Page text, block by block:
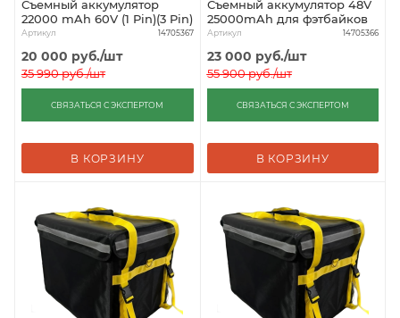
Съемный аккумулятор
22000 mAh 60V (1 Pin)(3 Pin)
Артикул 14705367
20 000 руб./шт
35 990руб./шт
СВЯЗАТЬСЯ С ЭКСПЕРТОМ
В КОРЗИНУ
Съемный аккумулятор 48V
25000mAh для фэтбайков
Артикул 14705366
23 000 руб./шт
55 900руб./шт
СВЯЗАТЬСЯ С ЭКСПЕРТОМ
В КОРЗИНУ